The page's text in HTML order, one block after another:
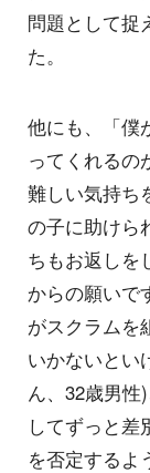
問題として捉
た。
他にも、「僕
ってくれるの
難しい気持ち
の子に助けら
ちもお返しを
からの願いで
がスクラムを
いかないとい
ん、32歳男性
してずっと差
を否定するよ